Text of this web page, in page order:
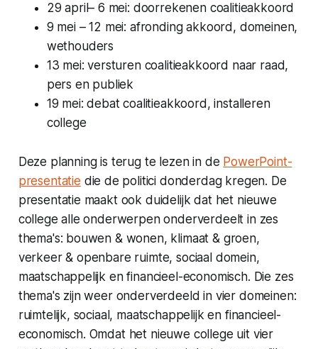
29 april– 6 mei: doorrekenen coalitieakkoord
9 mei – 12 mei: afronding akkoord, domeinen,
wethouders
13 mei: versturen coalitieakkoord naar raad,
pers en publiek
19 mei: debat coalitieakkoord, installeren
college
Deze planning is terug te lezen in de PowerPoint-
presentatie die de politici donderdag kregen. De
presentatie maakt ook duidelijk dat het nieuwe
college alle onderwerpen onderverdeelt in zes
thema's: bouwen & wonen, klimaat & groen,
verkeer & openbare ruimte, sociaal domein,
maatschappelijk en financieel-economisch. Die zes
thema's zijn weer onderverdeeld in vier domeinen:
ruimtelijk, sociaal, maatschappelijk en financieel-
economisch. Omdat het nieuwe college uit vier